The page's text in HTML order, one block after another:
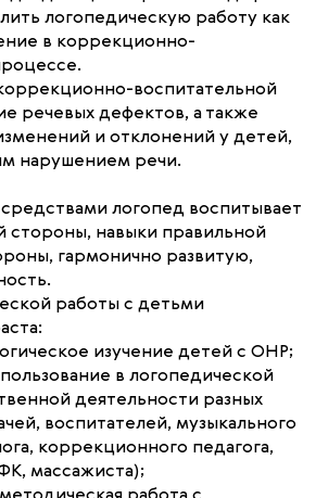
логопедическую работу как
в коррекционно-
воспитательной
речевых дефектов, а также
и отклонений у детей,
нарушением речи.
логопед воспитывает
стороны, навыки правильной
гармонично развитую,
работы с детьми
изучение детей с ОНР;
в логопедической
деятельности разных
воспитателей, музыкального
коррекционного педагога,
массажиста);